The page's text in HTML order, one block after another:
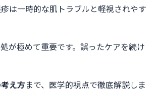
は一時的な肌トラブルと軽視されやす
が極めて重要です。誤ったケアを続け
え方まで、医学的視点で徹底解説しま